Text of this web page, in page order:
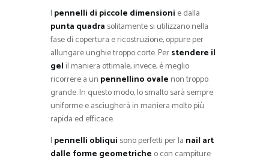
I pennelli di piccole dimensioni e dalla
punta quadra solitamente si utilizzano nella
fase di copertura e ricostruzione, oppure per
allungare unghie troppo corte. Perstendere il
gel il maniera ottimale, invece, è meglio
ricorrere a un pennellino ovale non troppo
grande. In questo modo, lo smalto sarà sempre
uniforme e asciugherà in maniera molto più
rapida ed efficace.
I pennelli obliqui sono perfetti per la nail art
dalle forme geometriche o con campiture